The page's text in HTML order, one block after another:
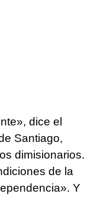
dice el
Santiago,
dimisionarios.
de la
Y